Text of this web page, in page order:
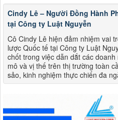
Cindy Lê – Người Đồng Hành
tại Công ty Luật Nguyễn
Cô Cindy Lê hiện đảm nhiệm vai
lược Quốc tế tại Công ty Luật
chốt trong việc dẫn dắt các
mô và vị thế trên thị trường toàn
sảo, kinh nghiệm thực chiến đa